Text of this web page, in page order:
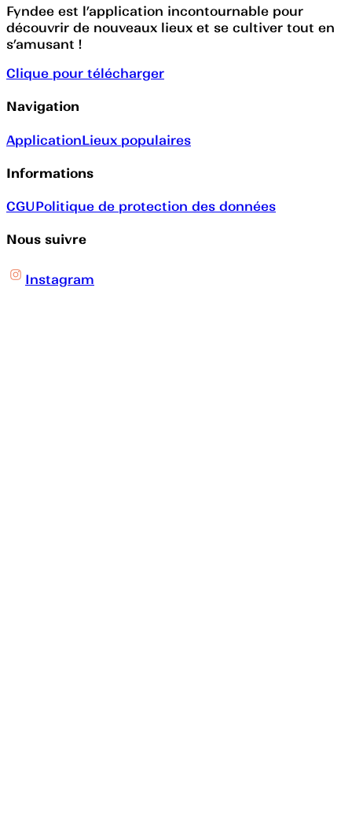
Fyndee est l’application incontournable pour
découvrir de nouveaux lieux et se cultiver tout en
s’amusant !
Clique pour télécharger
Navigation
ApplicationLieux populaires
Informations
CGUPolitique de protection des données
Nous suivre
Instagram